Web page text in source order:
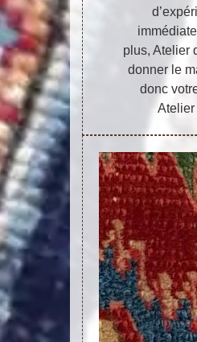
plus, Atelier
donner le
donc
Atelier